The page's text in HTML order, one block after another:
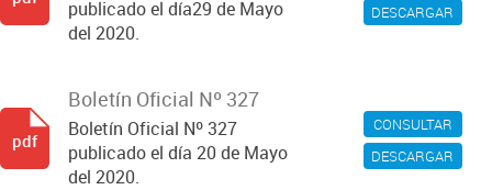
DESCARGAR
publicado el día29 de Mayo
del 2020.
CONSULTAR
DESCARGAR
Boletín Oficial Nº 327
Boletín Oficial Nº 327
publicado el día 20 de Mayo
del 2020.
pdf